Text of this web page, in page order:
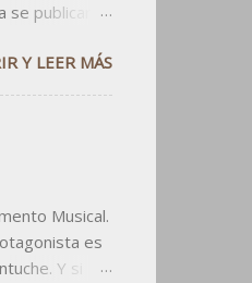
se publicaría
En los
gritar " de
Y LEER MÁS
Musical.
es
Y si